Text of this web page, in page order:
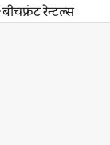
बीचफ्रंट रेन्टल्स